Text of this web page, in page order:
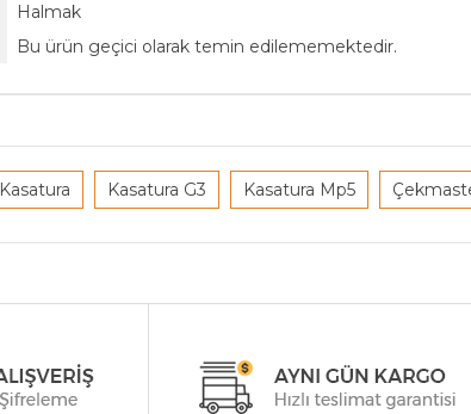
Halmak
Bu ürün geçici olarak temin edilememektedir.
Kasatura Kasatura G3 Kasatura Mp5